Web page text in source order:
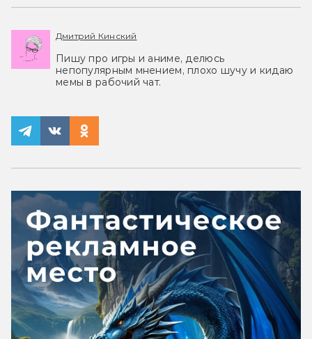
Дмитрий Кинский
Пишу про игры и аниме, делюсь
непопулярным мнением, плохо шучу и кидаю
мемы в рабочий чат.